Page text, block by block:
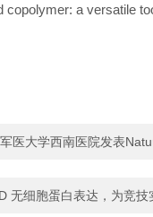
a versatile
医大学西南医院发表
无细胞蛋白表达，为竞技